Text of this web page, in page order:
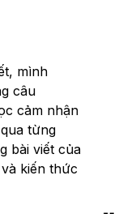
mình
câu
cảm nhận
từng
bài viết của
kiến thức